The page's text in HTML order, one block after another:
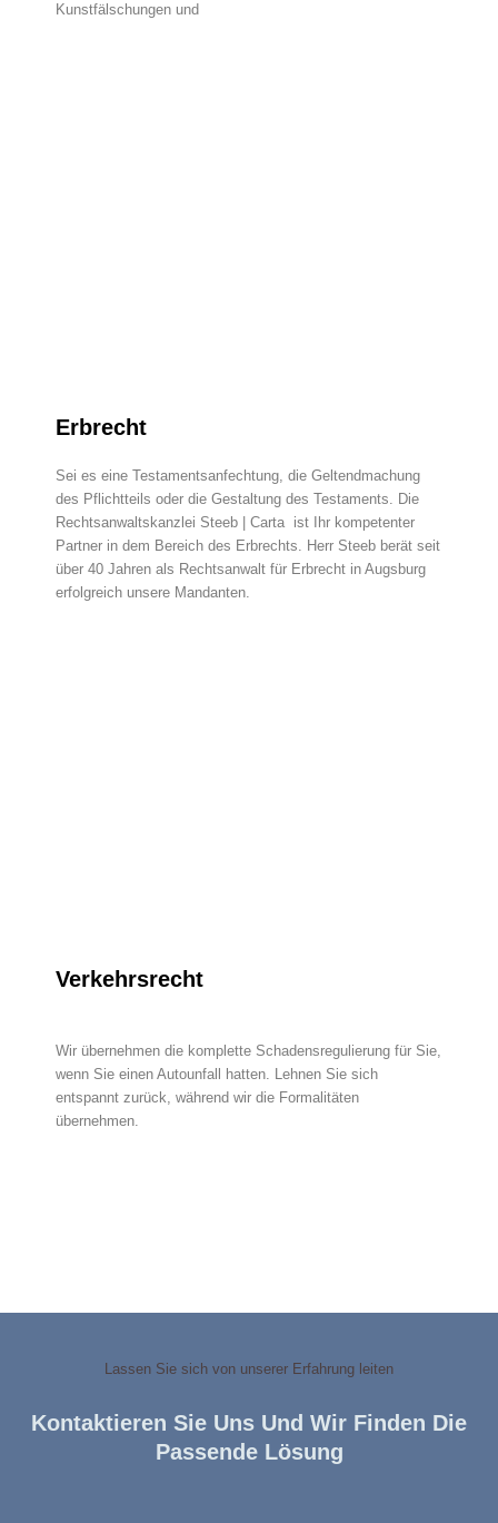
Kunstfälschungen und
Erbrecht
Sei es eine Testamentsanfechtung, die Geltendmachung
des Pflichtteils oder die Gestaltung des Testaments. Die
Rechtsanwaltskanzlei Steeb | Carta ist Ihr kompetenter
Partner in dem Bereich des Erbrechts. Herr Steeb berät seit
über 40 Jahren als Rechtsanwalt für Erbrecht in Augsburg
erfolgreich unsere Mandanten.
Verkehrsrecht
Wir übernehmen die komplette Schadensregulierung für Sie,
wenn Sie einen Autounfall hatten. Lehnen Sie sich
entspannt zurück, während wir die Formalitäten
übernehmen.
Lassen Sie sich von unserer Erfahrung leiten
Kontaktieren Sie Uns Und Wir Finden Die
Passende Lösung